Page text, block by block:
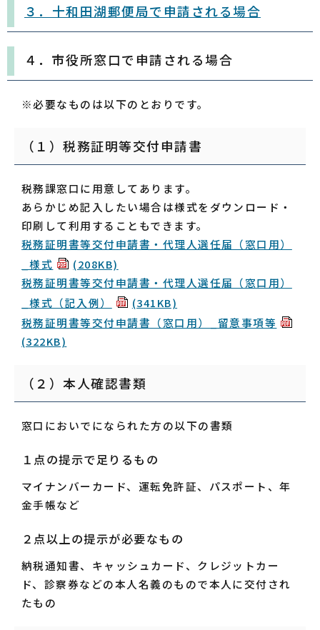
３．十和田湖郵便局で申請される場合
４．市役所窓口で申請される場合
※必要なものは以下のとおりです。
（１）税務証明等交付申請書
税務課窓口に用意してあります。
あらかじめ記入したい場合は様式をダウンロード・
印刷して利用することもできます。
税務証明書等交付申請書・代理人選任届（窓口用）
_様式
(208KB)
税務証明書等交付申請書・代理人選任届（窓口用）
_様式（記入例）
(341KB)
税務証明書等交付申請書（窓口用）_留意事項等
(322KB)
（２）本人確認書類
窓口においでになられた方の以下の書類
１点の提示で足りるもの
マイナンバーカード、運転免許証、パスポート、年
金手帳など
２点以上の提示が必要なもの
納税通知書、キャッシュカード、クレジットカー
ド、診察券などの本人名義のもので本人に交付され
たもの